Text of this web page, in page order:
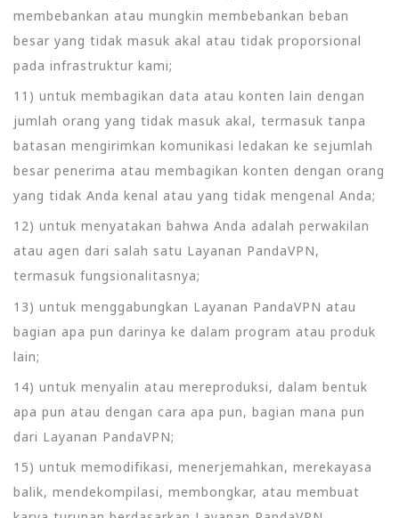
membebankan atau mungkin membebankan beban
besar yang tidak masuk akal atau tidak proporsional
pada infrastruktur kami;
11) untuk membagikan data atau konten lain dengan
jumlah orang yang tidak masuk akal, termasuk tanpa
batasan mengirimkan komunikasi ledakan ke sejumlah
besar penerima atau membagikan konten dengan orang
yang tidak Anda kenal atau yang tidak mengenal Anda;
12) untuk menyatakan bahwa Anda adalah perwakilan
atau agen dari salah satu Layanan PandaVPN,
termasuk fungsionalitasnya;
13) untuk menggabungkan Layanan PandaVPN atau
bagian apa pun darinya ke dalam program atau produk
lain;
14) untuk menyalin atau mereproduksi, dalam bentuk
apa pun atau dengan cara apa pun, bagian mana pun
dari Layanan PandaVPN;
15) untuk memodifikasi, menerjemahkan, merekayasa
balik, mendekompilasi, membongkar, atau membuat